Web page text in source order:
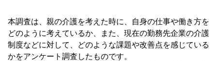
本調査は、親の介護を考えた時に、自身の仕事や働き方を
どのように考えているか、また、現在の勤務先企業の介護
制度などに対して、どのような課題や改善点を感じている
かをアンケート調査したものです。